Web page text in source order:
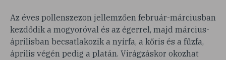
Az éves pollenszezon jellemzően február-márciusban
kezdődik a mogyoróval és az égerrel, majd március-
áprilisban becsatlakozik a nyírfa, a kőris és a fűzfa,
április végén pedig a platán. Virágzáskor okozhat